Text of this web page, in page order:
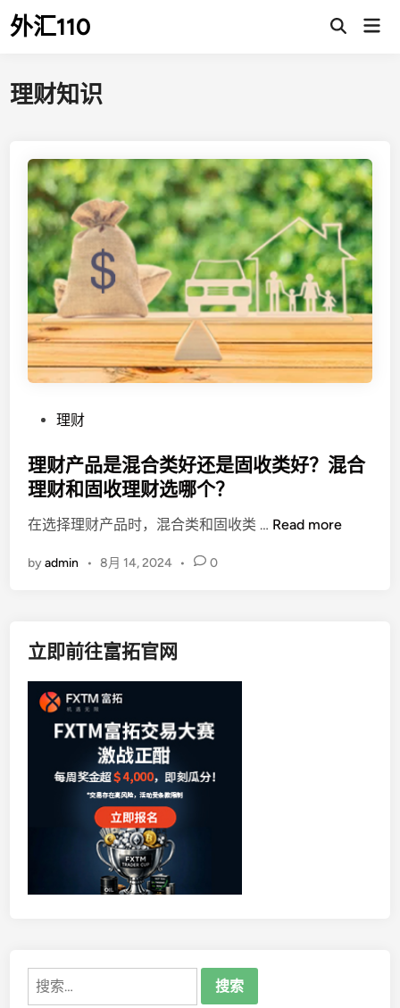
Skip
to外汇110
Open
理财知识
s
t
d
n
理财
理财产品是混合类好还是固收类好？混合
理财和固收理财选哪个？
在选择理财产品时，混合类和固收类 … 理
Read more
byadmin • 8月 14, 2024 • 0
立即前往富拓官网
搜
索：